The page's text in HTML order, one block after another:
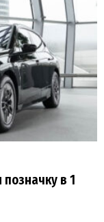
в 1